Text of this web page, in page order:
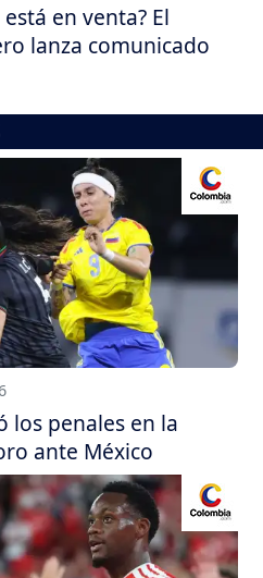
en venta? El
lanza comunicado
los penales en la
ante México